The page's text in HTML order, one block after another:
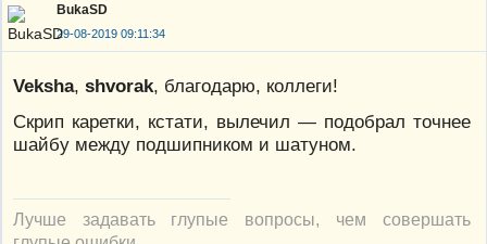
BukaSD
29-08-2019 09:11:34
Veksha, shvorak, благодарю, коллеги!
Скрип каретки, кстати, вылечил — подобрал точнее
шайбу между подшипником и шатуном.
Лучше задавать глупые вопросы, чем совершать